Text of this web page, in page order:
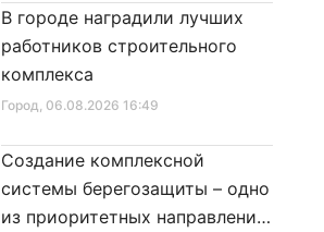
Город, 06.08.2026 16:49
В городе наградили лучших
работников строительного
комплекса
Создание комплексной
системы берегозащиты – одно
из приоритетных направлений